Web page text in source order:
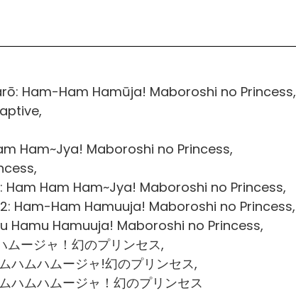
Ham-Ham Hamūja! Maboroshi no Princess,
Ham~Jya! Maboroshi no Princess,
Ham Ham~Jya! Maboroshi no Princess,
Ham-Ham Hamuuja! Maboroshi no Princess,
Hamu Hamuuja! Maboroshi no Princess,
ムージャ！幻のプリンセス,
ハムハムージャ!幻のプリンセス,
ハムハムージャ！幻のプリンセス